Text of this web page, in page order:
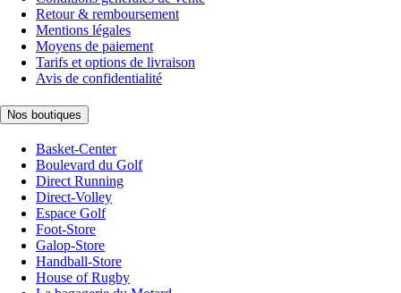
Retour & remboursement
Mentions légales
Moyens de paiement
Tarifs et options de livraison
Avis de confidentialité
Nos boutiques
Basket-Center
Boulevard du Golf
Direct Running
Direct-Volley
Espace Golf
Foot-Store
Galop-Store
Handball-Store
House of Rugby